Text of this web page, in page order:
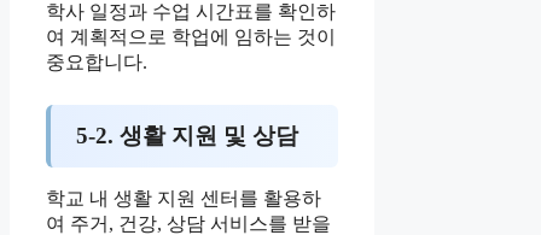
학사 일정과 수업 시간표를 확인하
여 계획적으로 학업에 임하는 것이
중요합니다.
5-2. 생활 지원 및 상담
학교 내 생활 지원 센터를 활용하
여 주거, 건강, 상담 서비스를 받을